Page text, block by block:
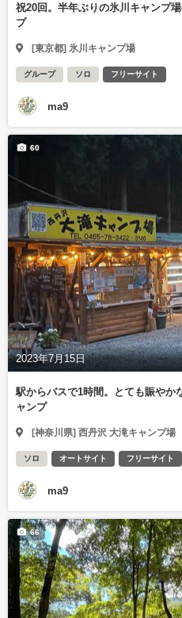
祝20回。半年ぶりの氷川キャンプ
プ
[東京都] 氷川キャンプ場
グループ ソロ フリーサイト
ma9
2023年7月15日
60
駅からバスで1時間。とても賑やか
ャンプ
[神奈川県] 西丹沢 大滝キャンプ場
ソロ オートサイト フリーサイト
ma9
66